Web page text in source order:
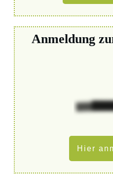
Anmeldung
Hier